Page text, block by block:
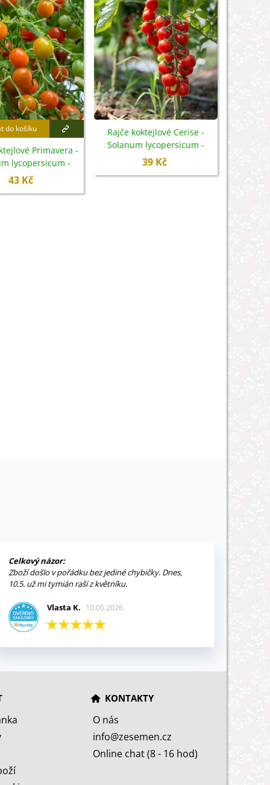
do košíku
Primavera -
lycopersicum -
semena - 7 ks
43 Kč
Rajče koktejlové Cerise -
Solanum lycopersicum -
semena - 10 ks
39 Kč
Celkový názor:
Zboží došlo v pořádku bez jediné chybičky. Dnes,
10.5. už mi tymián raší z květníku.
Vlasta K. 10.05.2026
KONTAKTY
O nás
info@zesemen.cz
Online chat (8 - 16 hod)